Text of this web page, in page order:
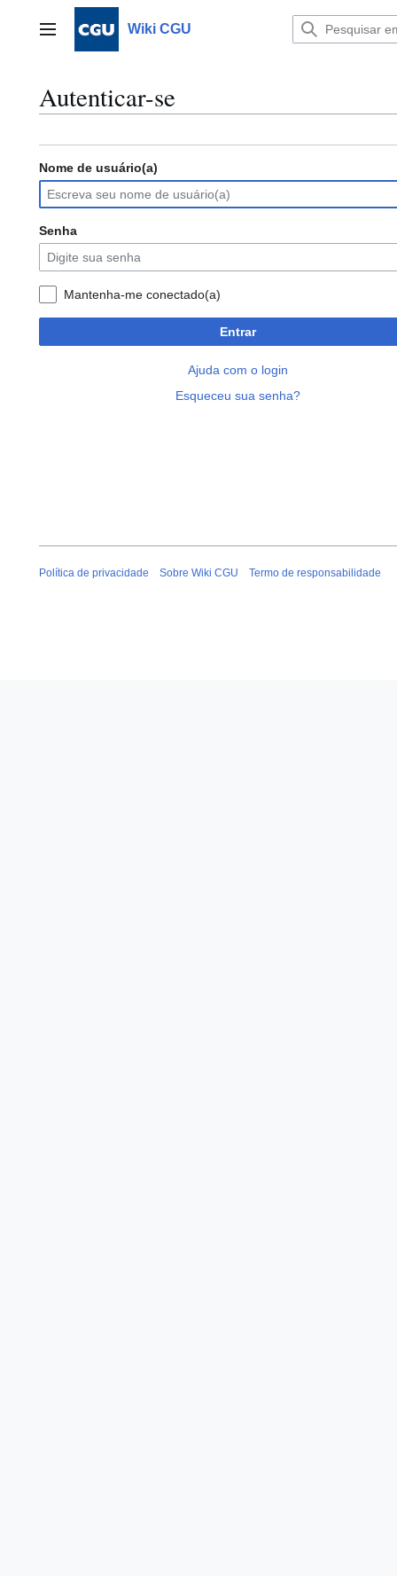
Menu principalWiki CGU
Autenticar-se
Nome de usuário(a)
Senha
Mantenha-me conectado(a)
Entrar
Ajuda com o login
Esqueceu sua senha?
Política de privacidade Sobre Wiki CGU Termo de responsabilidade